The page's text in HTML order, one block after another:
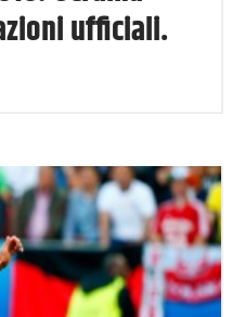
ufficiali.